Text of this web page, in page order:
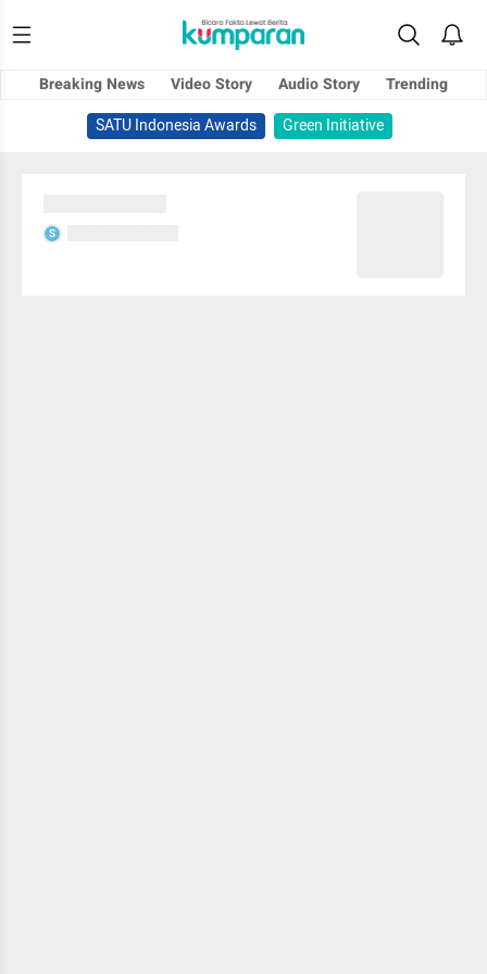
Breaking News Video Story Audio Story
Trending
SATU Indonesia Awards
Green Initiative
S